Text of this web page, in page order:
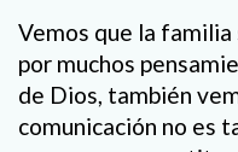
Vemos que la
por muchos
de Dios, también
comunicación no es